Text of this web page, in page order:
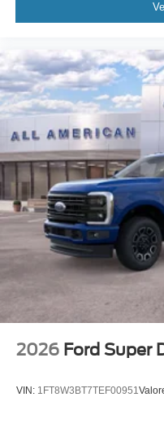
2026 Ford Super
VIN: 1FT8W3BT7TEF00951